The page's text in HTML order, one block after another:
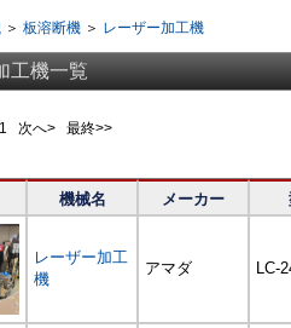
＞ 板溶断機 ＞ レーザー加工機
工機一覧
1 次へ> 最終>>
機械名 メーカー
レーザー加工
機
アマダ LC-